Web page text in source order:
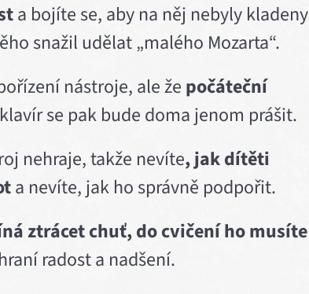
a bojíte se, aby na něj nebyly kladeny
snažil udělat „malého Mozarta“.
nástroje, ale že počáteční
se pak bude doma jenom prášit.
nehraje, takže nevíte, jak dítěti
a nevíte, jak ho správně podpořit.
ztrácet chuť, do cvičení ho musíte
radost a nadšení.